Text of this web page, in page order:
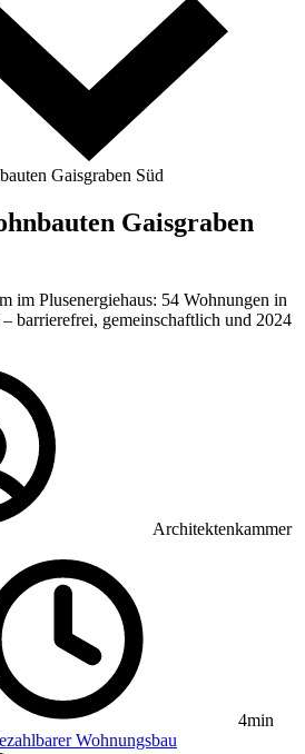
Gaisgraben Süd
Gaisgraben
im Plusenergiehaus: 54 Wohnungen in
barrierefrei, gemeinschaftlich und 2024
Architektenkammer
4min
Wohnungsbau